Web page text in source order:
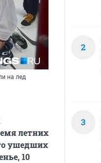
на лед
летних
ушедших
10
2
3